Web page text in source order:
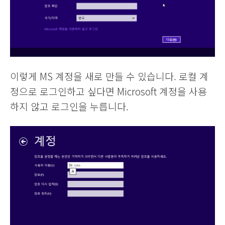
이렇게 MS 계정을 새로 만들 수 있습니다. 로컬 계
정으로 로그인하고 싶다면 Microsoft 계정을 사용
하지 않고 로그인을 누릅니다.